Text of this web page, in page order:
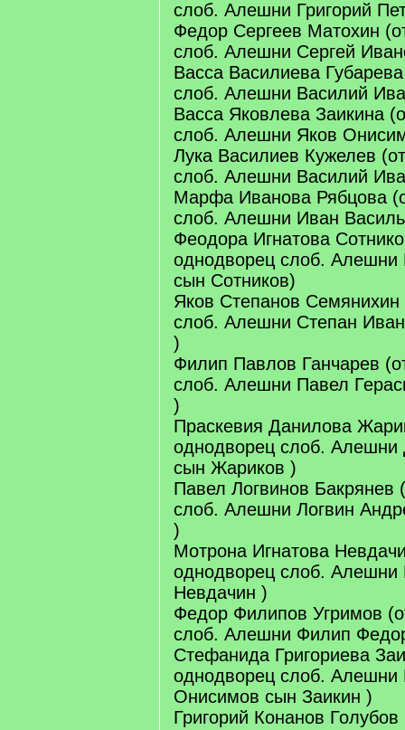
слоб. Алешни Григорий
Федор Сергеев Матохин
слоб. Алешни Сергей
Васса Василиева
слоб. Алешни Василий
Васса Яковлева Заикина
слоб. Алешни Яков
Лука Василиев Кужелев
слоб. Алешни Василий
Марфа Иванова Рябцова
слоб. Алешни Иван
Феодора Игнатова
однодворец слоб. Алешни
сын Сотников)
Яков Степанов
слоб. Алешни Степан
)
Филип Павлов Ганчарев
слоб. Алешни Павел
)
Праскевия Данилова
однодворец слоб. Алешни
сын Жариков )
Павел Логвинов Бакрянев
слоб. Алешни Логвин
)
Мотрона Игнатова
однодворец слоб. Алешни
Невдачин )
Федор Филипов Угримов
слоб. Алешни Филип
Стефанида Григориева
однодворец слоб. Алешни
Онисимов сын Заикин )
Григорий Конанов